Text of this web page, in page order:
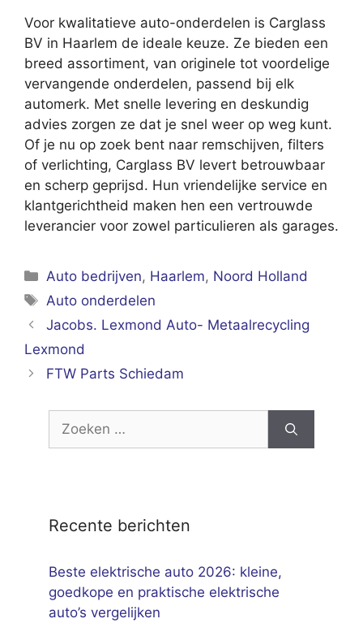
Voor kwalitatieve auto-onderdelen is Carglass
BV in Haarlem de ideale keuze. Ze bieden een
breed assortiment, van originele tot voordelige
vervangende onderdelen, passend bij elk
automerk. Met snelle levering en deskundig
advies zorgen ze dat je snel weer op weg kunt.
Of je nu op zoek bent naar remschijven, filters
of verlichting, Carglass BV levert betrouwbaar
en scherp geprijsd. Hun vriendelijke service en
klantgerichtheid maken hen een vertrouwde
leverancier voor zowel particulieren als garages.
Categorieën
Auto bedrijven, Haarlem, Noord Holland
Tags
Auto onderdelen
Jacobs. Lexmond Auto- Metaalrecycling
Lexmond
FTW Parts Schiedam
Zoek
Recente berichten
Beste elektrische auto 2026: kleine,
goedkope en praktische elektrische
auto’s vergelijken